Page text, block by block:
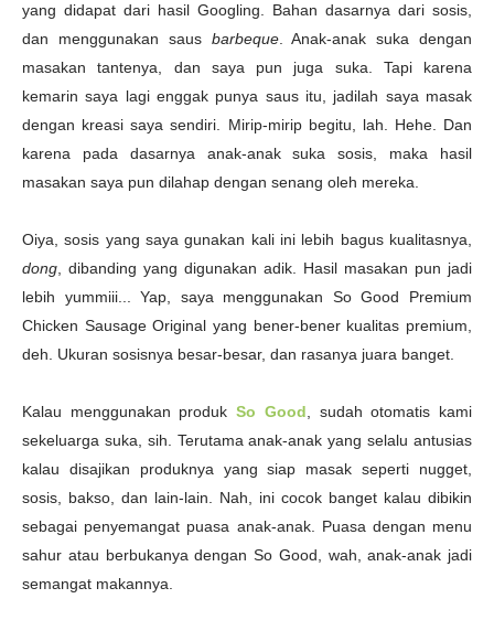
yang didapat dari hasil Googling. Bahan dasarnya dari sosis,
dan menggunakan saus barbeque. Anak-anak suka dengan
masakan tantenya, dan saya pun juga suka. Tapi karena
kemarin saya lagi enggak punya saus itu, jadilah saya masak
dengan kreasi saya sendiri. Mirip-mirip begitu, lah. Hehe. Dan
karena pada dasarnya anak-anak suka sosis, maka hasil
masakan saya pun dilahap dengan senang oleh mereka.
Oiya, sosis yang saya gunakan kali ini lebih bagus kualitasnya,
dong , dibanding yang digunakan adik. Hasil masakan pun jadi
lebih yummiii... Yap, saya menggunakan So Good Premium
Chicken Sausage Original yang bener-bener kualitas premium,
deh. Ukuran sosisnya besar-besar, dan rasanya juara banget.
Kalau menggunakan produkSo Good , sudah otomatis kami
sekeluarga suka, sih. Terutama anak-anak yang selalu antusias
kalau disajikan produknya yang siap masak seperti nugget,
sosis, bakso, dan lain-lain.
Nah, ini cocok banget kalau dibikin
sebagai penyemangat puasa anak-anak. Puasa dengan menu
sahur atau berbukanya dengan So Good, wah, anak-anak jadi
semangat makannya.